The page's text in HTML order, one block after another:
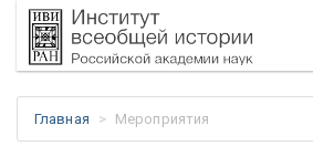
Главная Мероприятия